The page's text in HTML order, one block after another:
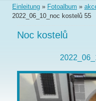
Einleitung » Fotoalbum »
2022_06_10_noc kostelů 55
Noc kostelů